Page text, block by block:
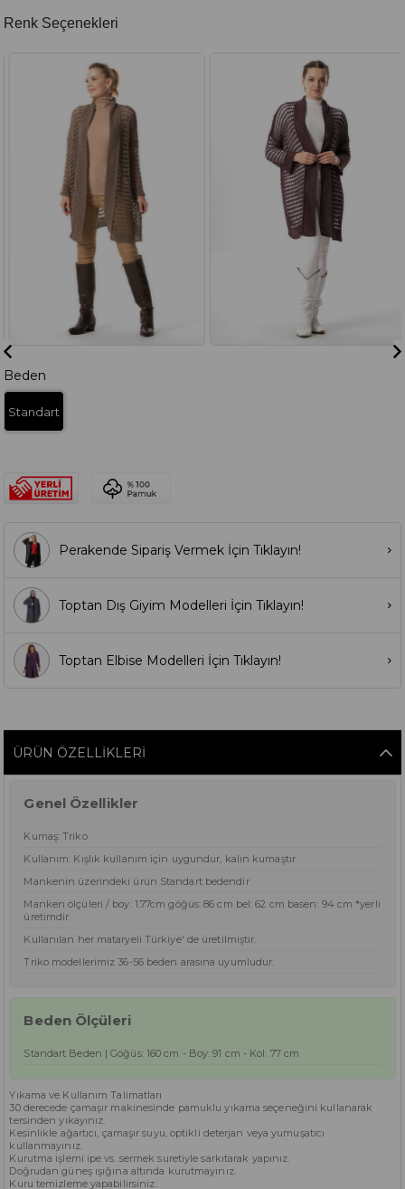
Renk Seçenekleri
Beden
Standart
Perakende Sipariş Vermek İçin Tıklayın!
Toptan Dış Giyim Modelleri İçin Tıklayın!
Toptan Elbise Modelleri İçin Tıklayın!
ÜRÜN ÖZELLIKLERI
Genel Özellikler
Kumaş: Triko
Kullanım: Kışlık kullanım için uygundur, kalın kumaştır
Mankenin üzerindeki ürün Standart bedendir
Manken ölçüleri / boy: 1.77cm göğüs: 86 cm bel: 62 cm basen: 94 cm *yerli
üretimdir.
Kullanılan her mataryeli Türkiye' de üretilmiştir.
Triko modellerimiz 36-56 beden arasına uyumludur.
Beden Ölçüleri
Standart Beden | Göğüs: 160 cm - Boy: 91 cm - Kol: 77 cm
Yıkama ve Kullanım Talimatları
30 derecede çamaşır makinesinde pamuklu yıkama seçeneğini kullanarak
tersinden yıkayınız.
Kesinlikle ağartıcı, çamaşır suyu, optikli deterjan veya yumuşatıcı
kullanmayınız.
Kurutma işlemi ipe vs. sermek suretiyle sarkıtarak yapınız.
Doğrudan güneş ışığına altında kurutmayınız.
Kuru temizleme yapabilirsiniz.